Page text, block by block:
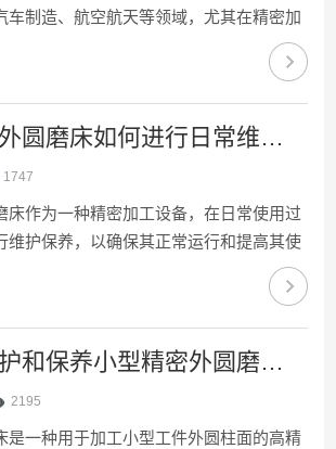
车制造、航空航天等领域，尤其在精密加
。随着技术的不断进步，它的应用领域也
升加工质量和生产效率的关键设备之一。
圆磨床在精密加工中的主要优势。一、高
优势是其精密加工能力。通过精密的数控
非常适合用于加工对尺寸和形位公差要求
，如轴类、套筒类、齿轮等，广泛应用于
小型高精度外圆磨床如何进行日常维护？
1747
床作为一种精密加工设备，在日常使用过
维护保养，以确保其正常运行和提高其使
理是通过砂轮与工件之间的摩擦力来进行
备的精度、稳定性和清洁度对加工质量有
是小型高精度外圆磨床的日常维护措施：
保持设备清洁应定期清洁，尤其是工作
杂物，避免使用硬物刮擦。对于精密部
污的侵入，以免影响精度和造成部件的磨
如何正确维护和保养小型精密外圆磨床？
2195
是一种用于加工小型工件外圆柱面的高精